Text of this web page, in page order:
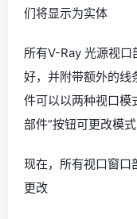
们将显示为实体
所有V-Ray 光源视
好，并附带额外的线
件可以以两种视口模
部件”按钮可更改模式
现在，所有视口窗口
更改